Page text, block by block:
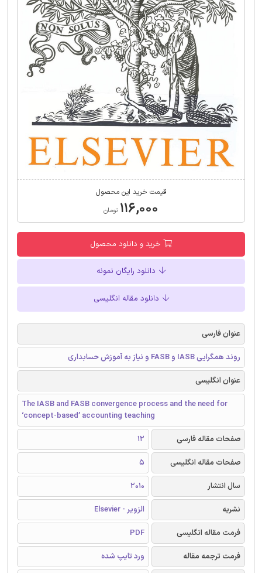
قیمت خرید این محصول
۱۱۶,۰۰۰ تومان
خرید و دانلود محصول
دانلود رایگان نمونه
دانلود مقاله انگلیسی
عنوان فارسی
روند همگرایی IASB و FASB و نیاز به آموزش حسابداری
عنوان انگلیسی
The IASB and FASB convergence process and the need for
‘concept-based’ accounting teaching
صفحات مقاله فارسی
12
صفحات مقاله انگلیسی
5
سال انتشار
2010
نشریه
الزویر - Elsevier
فرمت مقاله انگلیسی
PDF
فرمت ترجمه مقاله
ورد تایپ شده